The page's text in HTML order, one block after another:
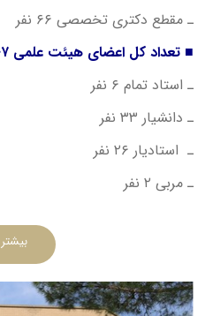
ـ مقطع دکتری تخصصی ۶۶ نفر
■ تعداد کل اعضای هیئت علمی ۶۷ نفر
ـ استاد تمام ۶ نفر
ـ دانشیار ۳۳ نفر
ـ استادیار ۲۶ نفر
ـ مربی ۲ نفر
بیشتر